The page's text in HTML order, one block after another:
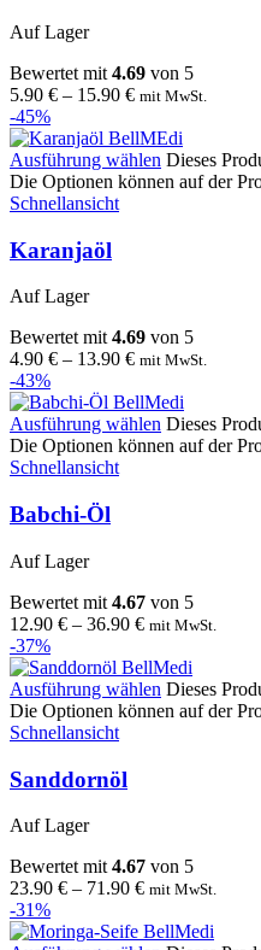
Auf Lager
Bewertet mit 4.69 von 5
5.90 € – 15.90 € mit MwSt.
-45%
Ausführung wählen Dieses
Die Optionen können auf der
Schnellansicht
Karanjaöl
Auf Lager
Bewertet mit 4.69 von 5
4.90 € – 13.90 € mit MwSt.
-43%
Ausführung wählen Dieses
Die Optionen können auf der
Schnellansicht
Babchi-Öl
Auf Lager
Bewertet mit 4.67 von 5
12.90 € – 36.90 € mit MwSt.
-37%
Ausführung wählen Dieses
Die Optionen können auf der
Schnellansicht
Sanddornöl
Auf Lager
Bewertet mit 4.67 von 5
23.90 € – 71.90 € mit MwSt.
-31%